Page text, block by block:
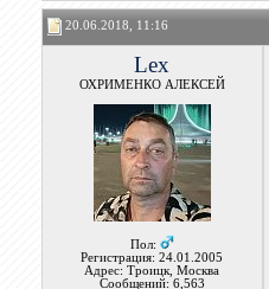
20.06.2018, 11:16
Lex
ОХРИМЕНКО АЛЕКСЕЙ
Пол:
Регистрация: 24.01.2005
Адрес: Троицк, Москва
Сообщений: 6,563